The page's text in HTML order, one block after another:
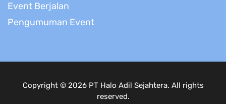
Event Berjalan
Pengumuman Event
Copyright © 2026 PT Halo Adil Sejahtera. All rights
reserved.